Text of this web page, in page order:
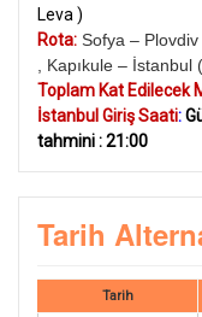
Leva )
Rota: Sofya –
, Kapıkule – İstanbul
Toplam Kat Edilecek
İstanbul Giriş Saati:
tahmini : 21:00
Tarih
Tarih